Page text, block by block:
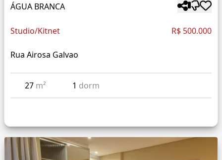
ÁGUA BRANCA
Studio/Kitnet R$ 500.000
Rua Airosa Galvao
27 m² 1 dorm